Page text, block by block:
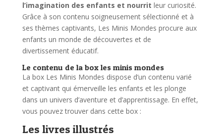
l’imagination des enfants et nourrit leur curiosité.
Grâce à son contenu soigneusement sélectionné et à
ses thèmes captivants, Les Minis Mondes procure aux
enfants un monde de découvertes et de
divertissement éducatif.
Le contenu de la box les minis mondes
La box Les Minis Mondes dispose d’un contenu varié
et captivant qui émerveille les enfants et les plonge
dans un univers d’aventure et d’apprentissage. En effet,
vous pouvez trouver dans cette box :
Les livres illustrés